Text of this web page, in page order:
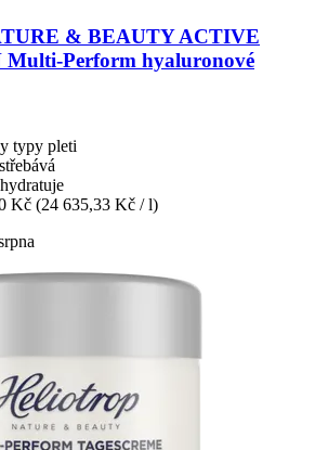
& BEAUTYACTIVE
​Perform hyaluronové
typy pleti
Kč (24 635,33 Kč / l)